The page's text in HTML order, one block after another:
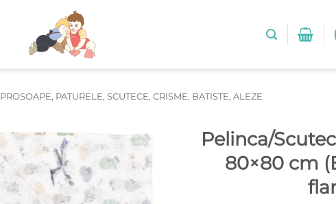
PROSOAPE, PATURELE, SCUTECE, CRISME, BATISTE, ALEZE
Pelinca/
80×80 cm